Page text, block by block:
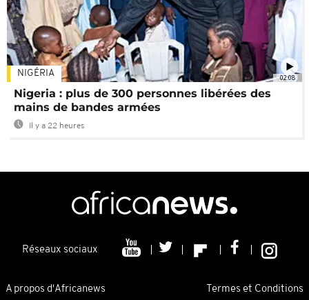
02:08
NIGÉRIA
Nigeria : plus de 300 personnes libérées des
mains de bandes armées
Il y a 22 heures
Réseaux sociaux
A propos d'Africanews Termes et Conditions